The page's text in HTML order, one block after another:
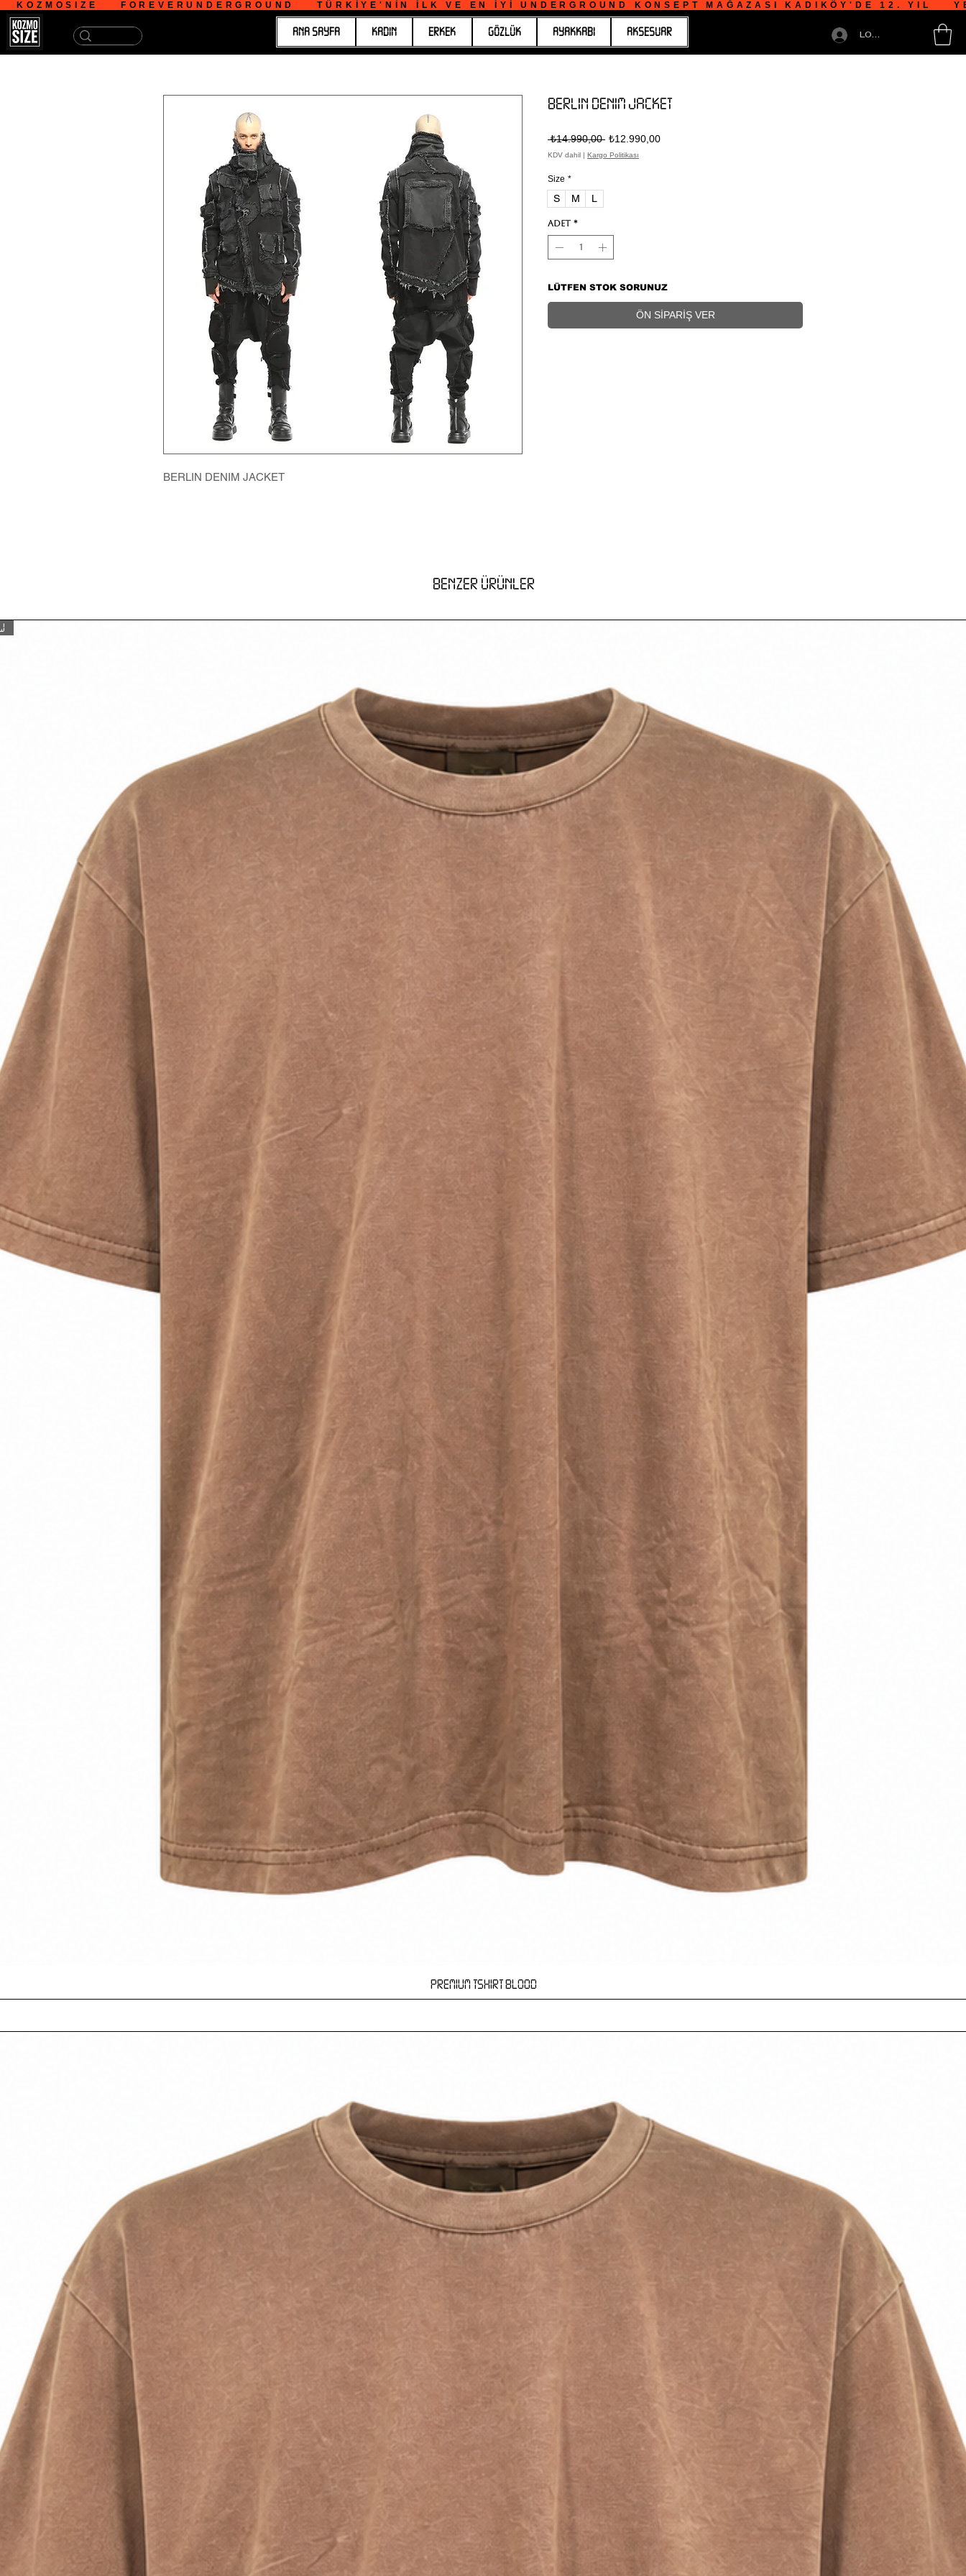
LOGIN
KOZMOSIZE    FOREVERUNDERGROUND    TÜRKİYE'NİN İLK VE EN İYİ UNDERGROUND KONSEPT MAĞAZASI KADIKÖY'DE 12. YIL
ANA SAYFA KADIN ERKEK GÖZLÜK AYAKKABI AKSESUAR
BERLIN DENIM JACKET
BERLIN DENIM JACKET
₺14.990,00 Normal
Fiyat
₺12.990,00İndirimli
KDV dahil | Kargo Politikası
Size *
S M L
Adet *
LÜTFEN STOK SORUNUZ
ÖN SİPARİŞ VER
BENZER ÜRÜNLER
Hızlı Bakış
PREMIUM TSHIRT BLOOD